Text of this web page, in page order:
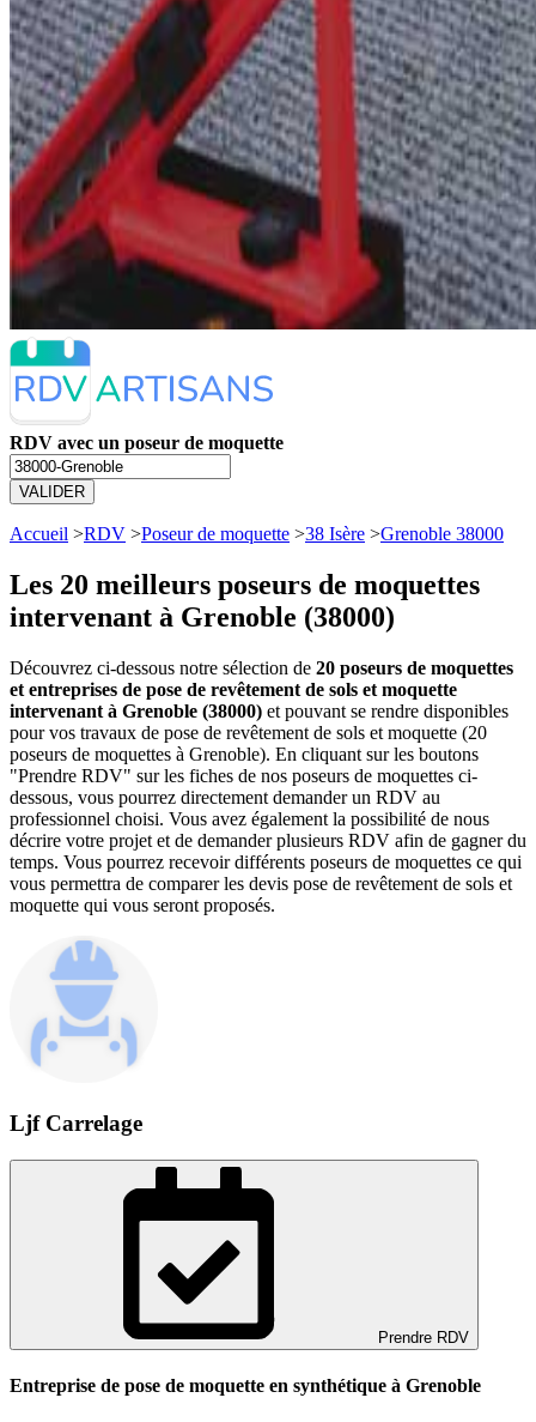
RDV avec un poseur de moquette
VALIDER
Accueil >RDV >Poseur de moquette >38 Isère >Grenoble 38000
Les 20 meilleurs poseurs de moquettes
intervenant à Grenoble (38000)
Découvrez ci-dessous notre sélection de 20 poseurs de moquettes
et entreprises de pose de revêtement de sols et moquette
intervenant à Grenoble (38000) et pouvant se rendre disponibles
pour vos travaux de pose de revêtement de sols et moquette (20
poseurs de moquettes à Grenoble). En cliquant sur les boutons
"Prendre RDV" sur les fiches de nos poseurs de moquettes ci-
dessous, vous pourrez directement demander un RDV au
professionnel choisi. Vous avez également la possibilité de nous
décrire votre projet et de demander plusieurs RDV afin de gagner du
temps. Vous pourrez recevoir différents poseurs de moquettes ce qui
vous permettra de comparer les devis pose de revêtement de sols et
moquette qui vous seront proposés.
Ljf Carrelage
Prendre RDV
Entreprise de pose de moquette en synthétique à Grenoble